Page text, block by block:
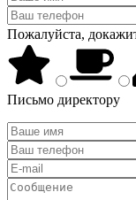
Пожалуйста,
Письмо директору